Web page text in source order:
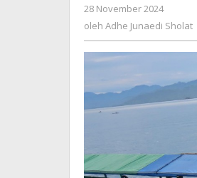
28 November 2024
Adhe
oleh Adhe Junaedi Sholat